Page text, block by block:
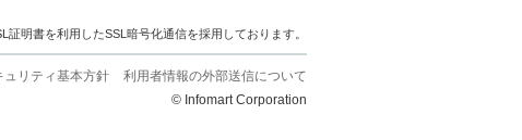
証明書を利用したSSL暗号化通信を採用しております。
ュリティ基本方針
利用者情報の外部送信について
© Infomart Corporation